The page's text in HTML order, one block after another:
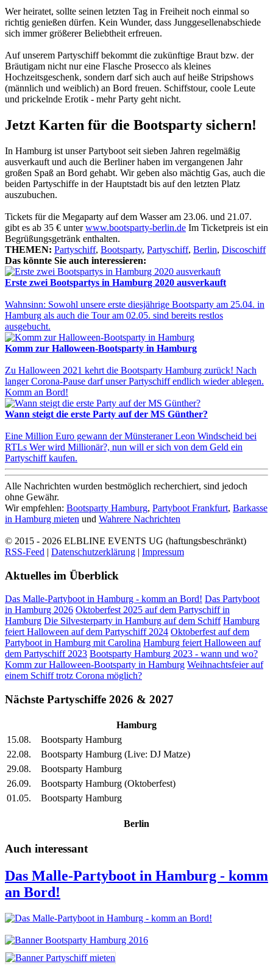
Wer heiratet, sollte seinen letzten Tag in Freiheit noch einmal so
richtig genießen dürfen. Kein Wunder, dass Junggesellenabschiede
sich immer größerer Beliebtheit erfreuen.
Auf unserem Partyschiff bekommt die zukünftige Braut bzw. der
Bräutigam nicht nur eine Flasche Prosecco als kleines
Hochzeitsgeschenk, sondern darf sich auch auf heiße Stripshows
(männlich und weiblich) an Bord freuen. Schiffstour, coole Leute
und prickelnde Erotik - mehr Party geht nicht.
Jetzt Karten für die Bootsparty sichern!
In Hamburg ist unser Partyboot seit sieben Jahren regelmäßig
ausverkauft und auch die Berliner haben im vergangenen Jahr
großen Spaß an Bord gehabt. Wir geben also mächtig Gas, auch die
beiden Partyschiffe in der Hauptstadt bis auf den letzten Platz
auszubuchen.
Tickets für die Megaparty auf dem Wasser am 23.06. und 21.07.
gibt es ab 35 € unterwww.bootsparty-berlin.de Im Ticketpreis ist ein
Begrüßungsgetränk enthalten.
THEMEN: Partyschiff, Bootsparty, Partyschiff, Berlin, Discoschiff
Das könnte Sie auch interessieren:
Erste zwei Bootspartys in Hamburg 2020 ausverkauft
Wahnsinn: Sowohl unsere erste diesjährige Bootsparty am 25.04. in
Hamburg als auch die Tour am 02.05. sind bereits restlos
ausgebucht.
Komm zur Halloween-Bootsparty in Hamburg
Zu Halloween 2021 kehrt die Bootsparty Hamburg zurück! Nach
langer Corona-Pause darf unser Partyschiff endlich wieder ablegen.
Komm an Bord!
Wann steigt die erste Party auf der MS Günther?
Eine Million Euro gewann der Münsteraner Leon Windscheid bei
RTLs Wer wird Millionär?, nun will er sich von dem Geld ein
Partyschiff kaufen.
Alle Nachrichten wurden bestmöglich recherchiert, sind jedoch
ohne Gewähr.
Wir empfehlen: Bootsparty Hamburg, Partyboot Frankfurt, Barkasse
in Hamburg mieten und Wahrere Nachrichten
© 2015 - 2026 ELBLINE EVENTS UG (haftungsbeschränkt)
RSS-Feed | Datenschutzerklärung | Impressum
Aktuelles im Überblick
Das Malle-Partyboot in Hamburg - komm an Bord! Das Partyboot
in Hamburg 2026 Oktoberfest 2025 auf dem Partyschiff in
Hamburg Die Silvesterparty in Hamburg auf dem Schiff Hamburg
feiert Halloween auf dem Partyschiff 2024 Oktoberfest auf dem
Partyboot in Hamburg mit Carolina Hamburg feiert Halloween auf
dem Partyschiff 2023 Bootsparty Hamburg 2023 - wann und wo?
Komm zur Halloween-Bootsparty in Hamburg Weihnachtsfeier auf
einem Schiff trotz Corona möglich?
Nächste Partyschiffe 2026 & 2027
Hamburg
15.08.
Bootsparty Hamburg
22.08.
Bootsparty Hamburg (Live: DJ Matze)
29.08.
Bootsparty Hamburg
26.09.
Bootsparty Hamburg (Oktoberfest)
01.05.
Bootsparty Hamburg
Berlin
Auch interessant
Das Malle-Partyboot in Hamburg - komm
an Bord!